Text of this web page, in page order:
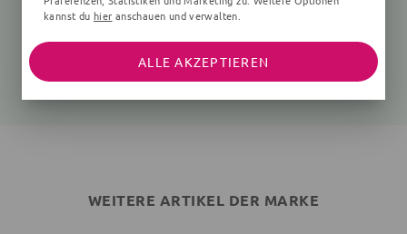
Langarmbody
Unifarben, beige
26,91 €
Print
25,35 € 27,90 €
Babyhose
Unifarben, rosa
24,90 €
WEITERE ARTIKEL DER MARKE
kannst du hier anschauen und verwalten.
ALLE AKZEPTIEREN